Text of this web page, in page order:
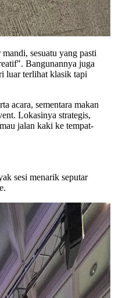
sesuatu yang pasti
Bangunannya juga
luar terlihat klasik tapi
acara, sementara makan
Lokasinya strategis,
jalan kaki ke tempat-
sesi menarik seputar